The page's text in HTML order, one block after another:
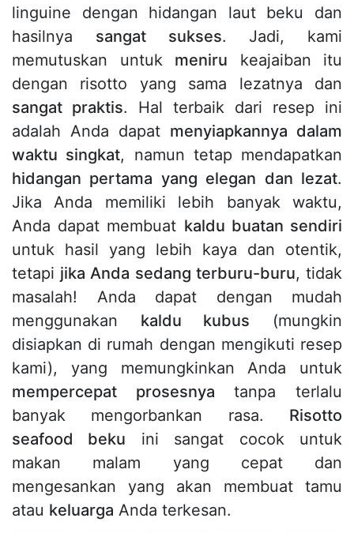
linguine dengan hidangan laut beku dan
hasilnya sangat sukses. Jadi, kami
memutuskan untuk meniru keajaiban itu
dengan risotto yang sama lezatnya dan
sangat praktis. Hal terbaik dari resep ini
adalah Anda dapat menyiapkannya dalam
waktu singkat, namun tetap mendapatkan
hidangan pertama yang elegan dan lezat.
Jika Anda memiliki lebih banyak waktu,
Anda dapat membuat kaldu buatan sendiri
untuk hasil yang lebih kaya dan otentik,
tetapi jika Anda sedang terburu-buru, tidak
masalah! Anda dapat dengan mudah
menggunakan kaldu kubus (mungkin
disiapkan di rumah dengan mengikuti resep
kami), yang memungkinkan Anda untuk
mempercepat prosesnya tanpa terlalu
banyak mengorbankan rasa. Risotto
seafood beku ini sangat cocok untuk
makan malam yang cepat dan
mengesankan yang akan membuat tamu
atau keluarga Anda terkesan.